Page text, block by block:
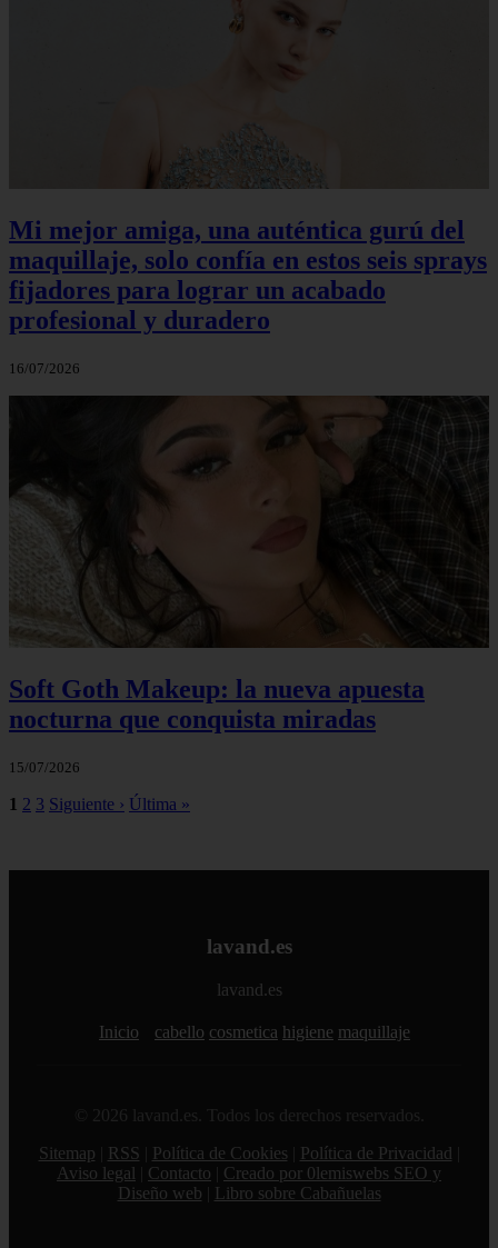
Mi mejor amiga, una auténtica gurú del
maquillaje, solo confía en estos seis sprays
fijadores para lograr un acabado
profesional y duradero
16/07/2026
Soft Goth Makeup: la nueva apuesta
nocturna que conquista miradas
15/07/2026
1 2 3 Siguiente › Última »
lavand.es
lavand.es
Inicio cabello cosmetica higiene maquillaje
© 2026 lavand.es. Todos los derechos reservados.
Sitemap
RSS Política de Cookies Política de Privacidad
Aviso legal
Contacto
Creado por 0lemiswebs SEO y
Diseño web
Libro sobre Cabañuelas